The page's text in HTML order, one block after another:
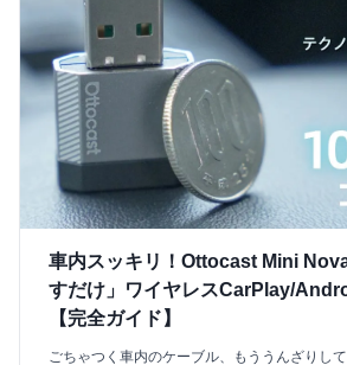
車内スッキリ！Ottocast Mini
すだけ」ワイヤレスCarPlay/
【完全ガイド】
ごちゃつく車内のケーブル、もううんざりし